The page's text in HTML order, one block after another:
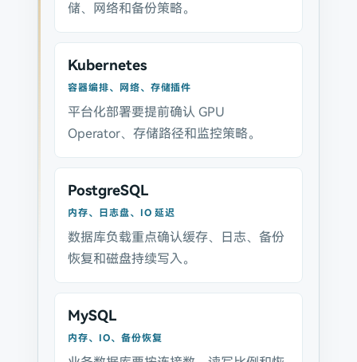
储、网络和备份策略。
Kubernetes
容器编排、网络、存储插件
平台化部署要提前确认 GPU
Operator、存储路径和监控策略。
PostgreSQL
内存、日志盘、IO 延迟
数据库负载重点确认缓存、日志、备份
恢复和磁盘持续写入。
MySQL
内存、IO、备份恢复